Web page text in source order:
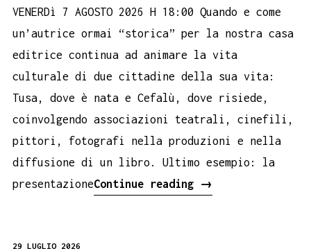
VENERDì 7 AGOSTO 2026 H 18:00 Quando e come
un’autrice ormai “storica” per la nostra casa
editrice continua ad animare la vita
culturale di due cittadine della sua vita:
Tusa, dove è nata e Cefalù, dove risiede,
coinvolgendo associazioni teatrali, cinefili,
pittori, fotografi nella produzioni e nella
diffusione di un libro. Ultimo esempio: la
presentazioneContinue reading
Santa
→
29 LUGLIO 2026